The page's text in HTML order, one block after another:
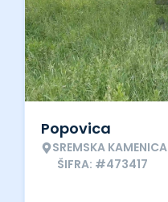
Popovica
SREMSKA KAMENICA
ŠIFRA: #473417